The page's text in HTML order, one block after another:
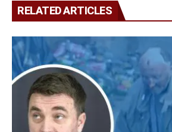
RELATED ARTICLES